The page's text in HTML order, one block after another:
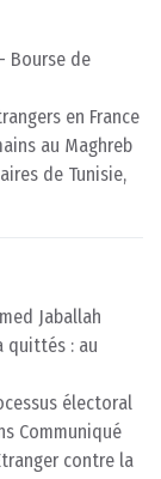
Bourse de
en France
au Maghreb
de Tunisie,
Jaballah
quittés : au
électoral
Communiqué
contre la